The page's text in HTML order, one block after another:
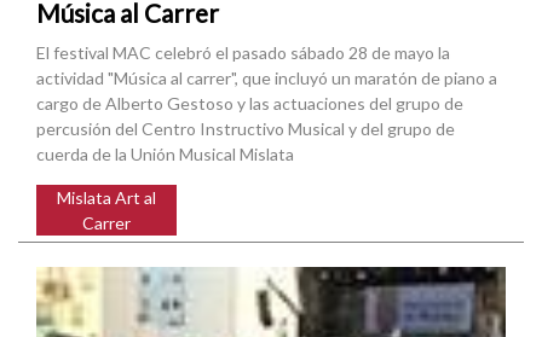
Música al Carrer
El festival MAC celebró el pasado sábado 28 de mayo la
actividad "Música al carrer", que incluyó un maratón de piano a
cargo de Alberto Gestoso y las actuaciones del grupo de
percusión del Centro Instructivo Musical y del grupo de
cuerda de la Unión Musical Mislata
Mislata Art al
Carrer